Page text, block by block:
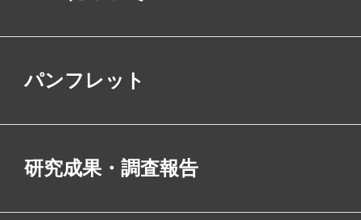
パンフレット
研究成果・調査報告